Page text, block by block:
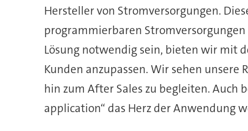
Hersteller von Stromversorgungen.
programmierbaren
Lösung notwendig sein, bieten wir mit
Kunden anzupassen. Wir sehen
hin zum After Sales zu begleiten. Auch
application“ das Herz der Anwendung